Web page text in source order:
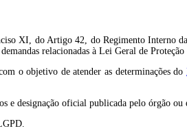
XI, do Artigo 42, do Regimento Interno
relacionadas à Lei Geral de
o objetivo de atender as determinações do
e designação oficial publicada pelo órgão ou